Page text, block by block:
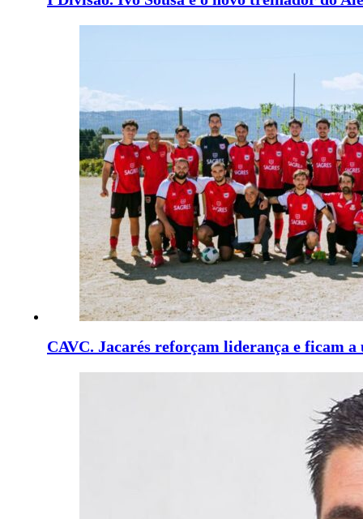
CAVC. Jacarés reforçam liderança e ficam